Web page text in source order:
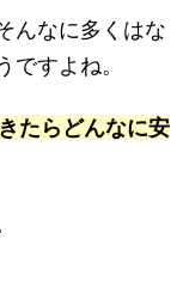
んなに多くはな
すよね。
たらどんなに安